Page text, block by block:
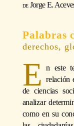
Jorge E.
derechos,
E
n este
relación
de ciencias
analizar
como en su